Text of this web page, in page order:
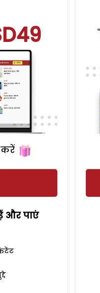
करें
और पाएं